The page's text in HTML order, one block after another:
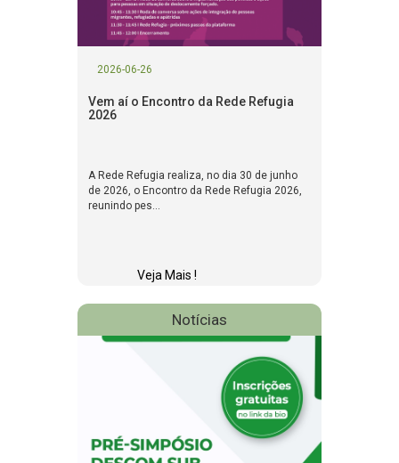
2026-06-26
Vem aí o Encontro da Rede Refugia
2026
A Rede Refugia realiza, no dia 30 de junho
de 2026, o Encontro da Rede Refugia 2026,
reunindo pes...
Veja Mais !
Notícias